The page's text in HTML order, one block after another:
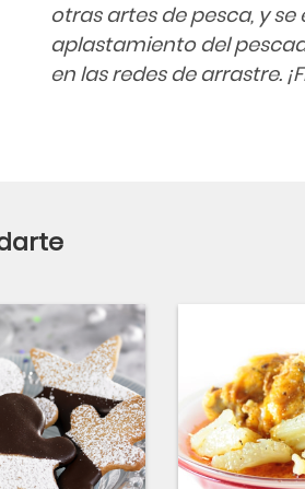
otras artes de pesca, y
aplastamiento del
en las redes de arrastre.